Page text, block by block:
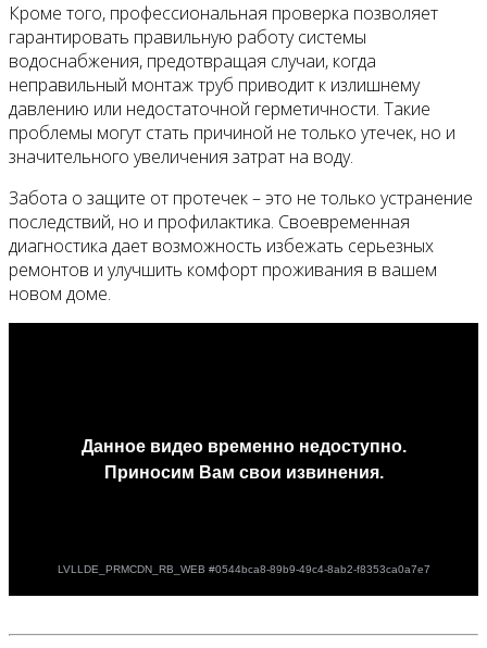
Кроме того, профессиональная проверка позволяет
гарантировать правильную работу системы
водоснабжения, предотвращая случаи, когда
неправильный монтаж труб приводит к излишнему
давлению или недостаточной герметичности. Такие
проблемы могут стать причиной не только утечек, но и
значительного увеличения затрат на воду.
Забота о защите от протечек – это не только устранение
последствий, но и профилактика. Своевременная
диагностика дает возможность избежать серьезных
ремонтов и улучшить комфорт проживания в вашем
новом доме.